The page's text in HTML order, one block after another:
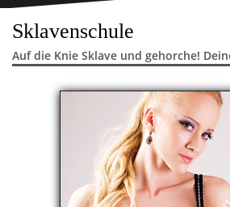
Sklavenschule
Auf die Knie Sklave und gehorche!